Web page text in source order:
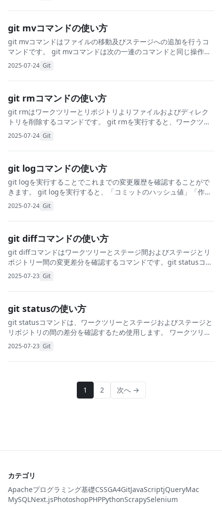
git mvコマンドの使い方
git mvコマンドはファイルの移動及びステージへの追加を行うコ
マンドです。 git mvコマンドは次の一連のコマンドと同じ操作に
なります。 実際にgit mvコマンドを実行してみます。次のように
2025-07-24 Git
git rmコマンドの使い方
git rmはワークツリーとリポジトリよりファイルおよびディレク
トリを削除するコマンドです。 git rmを実行すると、ワークツリ
ーからも削除されてしまいます。ワークツリーのファイルを残し
2025-07-24 Git
git logコマンドの使い方
git logを実行することでこれまでの変更履歴を確認することがで
きます。 git logを実行すると、「コミットのハッシュ値」「作者
（メールアドレス）」「日付」「コミットメッセージ」が表示さ
2025-07-24 Git
git diffコマンドの使い方
git diffコマンドはワークツリーとステージ間およびステージとリ
ポジトリー間の変更差分を確認するコマンドです。git statusコマ
ンドと比較して、変更差分の詳細まで確認することが可能です。
2025-07-23 Git
git statusの使い方
git statusコマンドは、ワークツリーとステージおよびステージと
リポジトリの間の差分を確認するため使用します。 ワークツリー
とステージ、ステージとリポジトリに差分がない場合は、次のよ
2025-07-23 Git
1 2 次へ →
カテゴリ
Apacheプログラミング基礎CSSGA4GitJavaScriptjQueryMac
MySQLNext.jsPhotoshopPHPPythonScrapySelenium